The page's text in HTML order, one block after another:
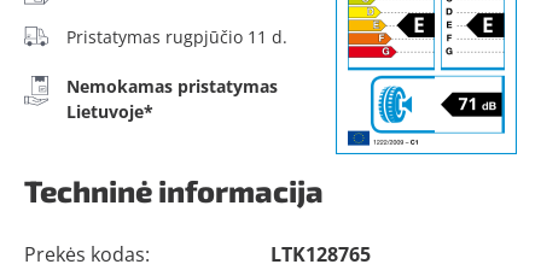
Pristatymas rugpjūčio 11 d.
Nemokamas pristatymas
Lietuvoje*
Techninė informacija
Prekės kodas:
LTK128765